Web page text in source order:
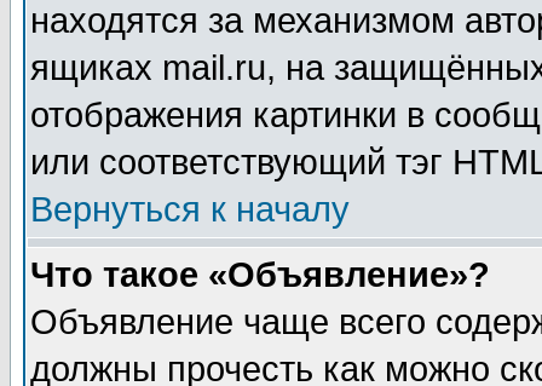
находятся за механизмом
ящиках mail.ru, на
отображения картинки в
или соответствующий тэг
Вернуться к началу
Что такое «Объявление»?
Объявление чаще всего
должны прочесть как можно